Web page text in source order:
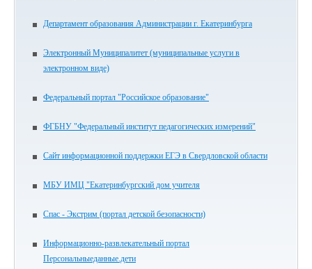
Департамент образования Администрации г. Екатеринбурга
Электронный Муниципалитет (муниципальные услуги в
электронном виде)
Федеральный портал "Российское образование"
ФГБНУ "Федеральный институт педагогических измерений"
Сайт информационной поддержки ЕГЭ в Свердловской области
МБУ ИМЦ "Екатеринбургский дом учителя
Спас - Экстрим (портал детской безопасности)
Информационно-развлекательный портал
Персональныеданные.дети